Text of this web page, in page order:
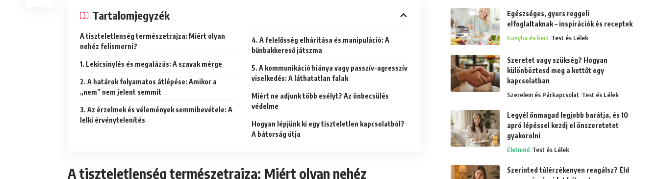
Tartalomjegyzék
A tiszteletlenség természetrajza: Miért olyan
nehéz felismerni?
1. Lekicsinylés és megalázás: A szavak mérge
2. A határok folyamatos átlépése: Amikor a
„nem” nem jelent semmit
3. Az érzelmek és vélemények semmibevétele: A
lelki érvénytelenítés
4. A felelősség elhárítása és manipuláció: A
bűnbakkereső játszma
5. A kommunikáció hiánya vagy passzív-agresszív
viselkedés: A láthatatlan falak
Miért ne adjunk több esélyt? Az önbecsülés
védelme
Hogyan lépjünk ki egy tiszteletlen kapcsolatból?
A bátorság útja
A tiszteletlenség természetrajza: Miért olyan nehéz
Egészséges, gyors reggeli
elfoglaltaknak – inspirációk és receptek
Konyha és kert Test és Lélek
Szeretet vagy szükség? Hogyan
különböztesd meg a kettőt egy
kapcsolatban
Szerelem és Párkapcsolat Test és Lélek
Legyél önmagad legjobb barátja, és 10
apró lépéssel kezdj el önszeretetet
gyakorolni
Életmód Test és Lélek
Szerinted túlérzékenyen reagálsz? Éld